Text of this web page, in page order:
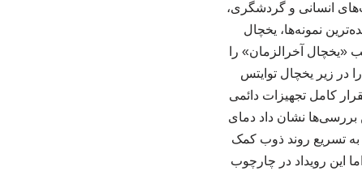
انسانی و گردشگری،
نمونه‌ها، یخچال
آخرالزمان» را
در زیر یخچال توایتس
کامل تجهیزات دائمی
بررسی‌ها نشان داد دمای
تسریع روند ذوب کمک
این رویداد در چارچوب